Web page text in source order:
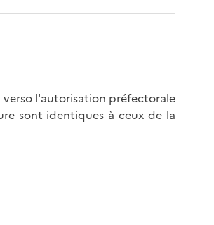
l'autorisation préfectorale
sont identiques à ceux de la